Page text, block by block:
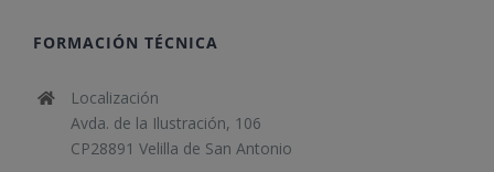
FORMACIÓN TÉCNICA
Localización
Avda. de la Ilustración, 106
CP28891 Velilla de San Antonio